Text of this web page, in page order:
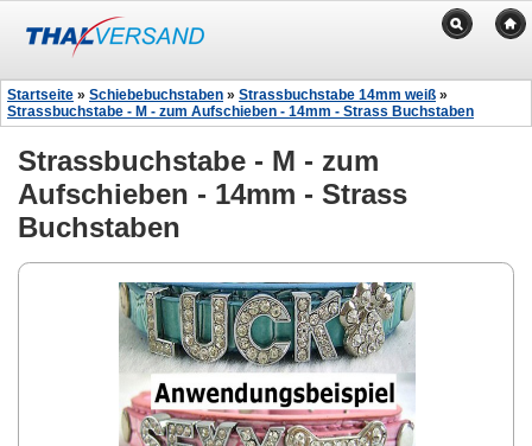
Startseite » Schiebebuchstaben » Strassbuchstabe 14mm weiß »
Strassbuchstabe - M - zum Aufschieben - 14mm - Strass Buchstaben
Strassbuchstabe - M - zum
Aufschieben - 14mm - Strass
Buchstaben